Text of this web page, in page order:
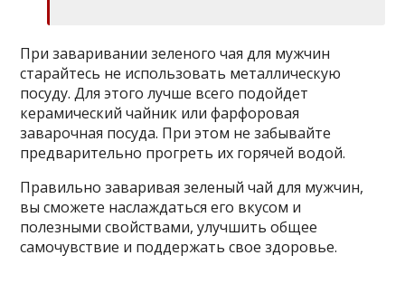
При заваривании зеленого чая для мужчин
старайтесь не использовать металлическую
посуду. Для этого лучше всего подойдет
керамический чайник или фарфоровая
заварочная посуда. При этом не забывайте
предварительно прогреть их горячей водой.
Правильно заваривая зеленый чай для мужчин,
вы сможете наслаждаться его вкусом и
полезными свойствами, улучшить общее
самочувствие и поддержать свое здоровье.